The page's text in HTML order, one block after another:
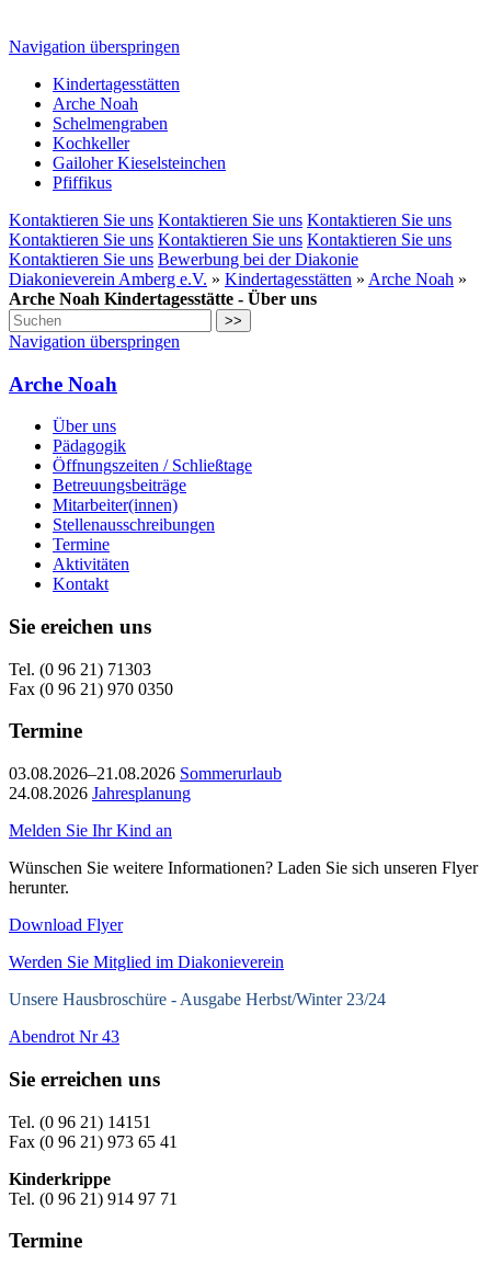
Navigation überspringen
Kindertagesstätten
Arche Noah
Schelmengraben
Kochkeller
Gailoher Kieselsteinchen
Pfiffikus
Kontaktieren Sie uns Kontaktieren Sie uns Kontaktieren Sie uns
Kontaktieren Sie uns Kontaktieren Sie uns Kontaktieren Sie uns
Kontaktieren Sie uns Bewerbung bei der Diakonie
Diakonieverein Amberg e.V. » Kindertagesstätten » Arche Noah »
Arche Noah Kindertagesstätte - Über uns
>>
Navigation überspringen
Arche Noah
Über uns
Pädagogik
Öffnungszeiten / Schließtage
Betreuungsbeiträge
Mitarbeiter(innen)
Stellenausschreibungen
Termine
Aktivitäten
Kontakt
Sie ereichen uns
Tel. (0 96 21) 71303
Fax (0 96 21) 970 0350
Termine
03.08.2026–21.08.2026 Sommerurlaub
24.08.2026 Jahresplanung
Melden Sie Ihr Kind an
Wünschen Sie weitere Informationen? Laden Sie sich unseren Flyer
herunter.
Download Flyer
Werden Sie Mitglied im Diakonieverein
Unsere Hausbroschüre - Ausgabe Herbst/Winter 23/24
Abendrot Nr 43
Sie erreichen uns
Tel. (0 96 21) 14151
Fax (0 96 21) 973 65 41
Kinderkrippe
Tel. (0 96 21) 914 97 71
Termine